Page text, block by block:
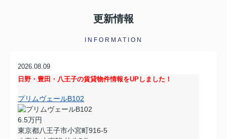
更新情報
INFORMATION
2026.08.09
日野・豊田・八王子の賃貸物件情報をUPしました！
プリムヴェールB102
6.5万円
東京都八王子市小宮町916-5